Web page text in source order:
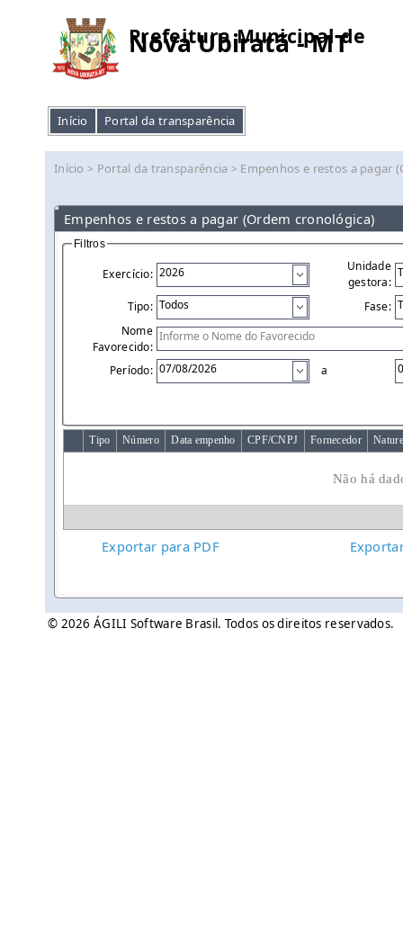
Prefeitura Municipal de
Nova Ubiratã - MT
Início Portal da transparência
Início > Portal da transparência > Empenhos e restos a pagar
Empenhos e restos a pagar (Ordem cronológica)
Filtros
Exercício:
Unidade
gestora:
Tipo:
Fase:
Nome
Favorecido:
Período:
a
Tipo Número Data empenho CPF/CNPJ Fornecedor
Não há
Exportar para PDF
© 2026 ÁGILI Software Brasil. Todos os direitos reservados.